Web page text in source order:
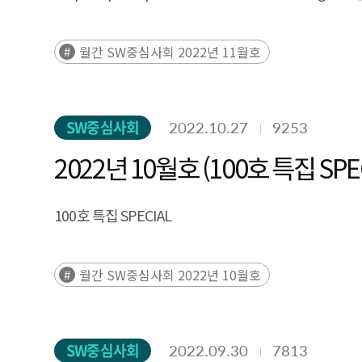
월간 SW중심사회 2022년 11월호
SW중심사회 2022.10.27 9253
2022년 10월호 (100호 특집
100호 특집 SPECIAL
월간 SW중심사회 2022년 10월호
SW중심사회 2022.09.30 7813